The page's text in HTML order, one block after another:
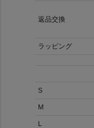
返品交換
ラッピング
S
M
L